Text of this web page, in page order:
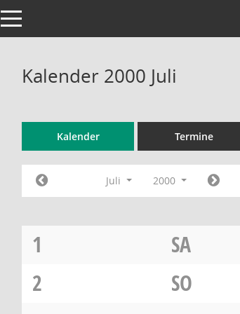
Toggle navigation
Kalender 2000 Juli
Kalender Termine
Juli 2000
1
SA
2
SO